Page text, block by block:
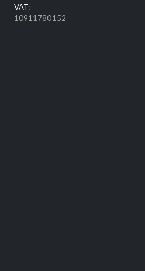
VAT:
10911780152